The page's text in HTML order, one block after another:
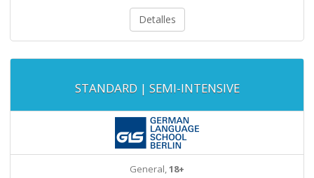
Detalles
STANDARD | SEMI-INTENSIVE
General,18+